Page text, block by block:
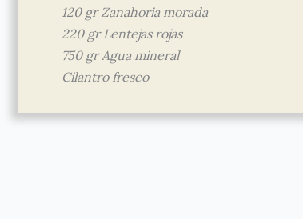
120 gr Zanahoria morada
220 gr Lentejas rojas
750 gr Agua mineral
Cilantro fresco